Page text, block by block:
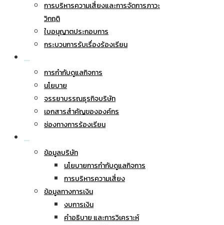
การบริหารความเสี่ยงและการจัดการภาวะ
วิกฤติ
ใบอนุญาตประกอบการ
กระบวนการรับเรื่องร้องเรียน
การกำกับดูแลกิจการ
นโยบาย
จรรยาบรรณธุรกิจบริษัท
เอกสารสำคัญขององค์กร
ช่องทางการร้องเรียน
ข้อมูลบริษัท
นโยบายการกำกับดูแลกิจการ
การบริหารความเสี่ยง
ข้อมูลทางการเงิน
งบการเงิน
คำอธิบาย และการวิเคราะห์